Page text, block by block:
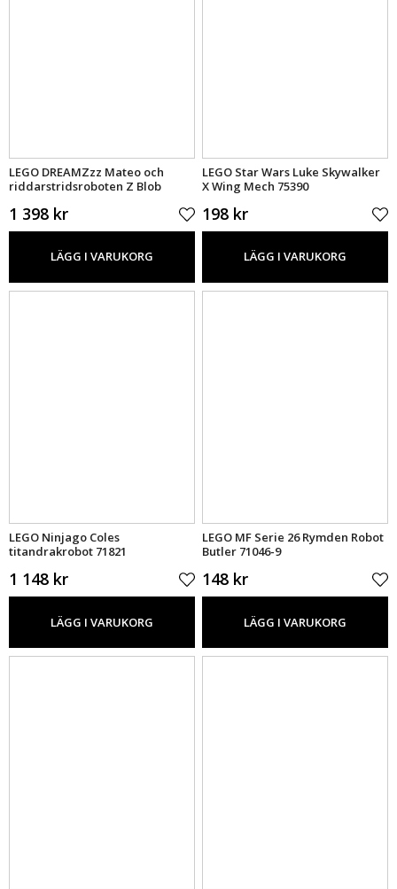
LEGO DREAMZzz Mateo och
riddarstridsroboten Z Blob
1 398 kr
LÄGG I VARUKORG
LEGO Star Wars Luke Skywalker
X Wing Mech 75390
198 kr
LÄGG I VARUKORG
LEGO Ninjago Coles
titandrakrobot 71821
1 148 kr
LÄGG I VARUKORG
LEGO MF Serie 26 Rymden Robot
Butler 71046-9
148 kr
LÄGG I VARUKORG